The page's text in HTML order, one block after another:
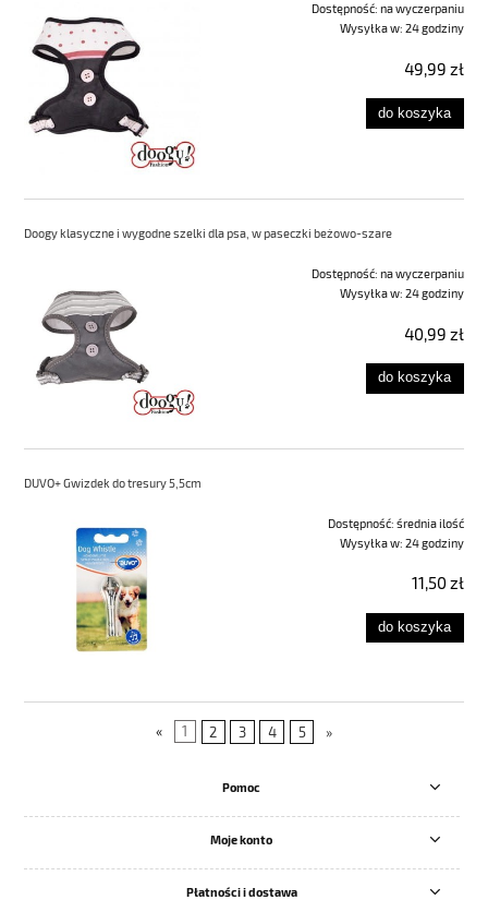
Dostępność: na wyczerpaniu
Wysyłka w: 24 godziny
49,99 zł
do koszyka
Doogy klasyczne i wygodne szelki dla psa, w paseczki beżowo-szare
Dostępność: na wyczerpaniu
Wysyłka w: 24 godziny
40,99 zł
do koszyka
DUVO+ Gwizdek do tresury 5,5cm
Dostępność: średnia ilość
Wysyłka w: 24 godziny
11,50 zł
do koszyka
« 1 2 3 4 5 »
Pomoc
Moje konto
Płatności i dostawa